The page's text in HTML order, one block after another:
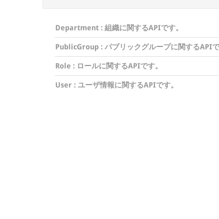
Department : 組織に関するAPIです。
PublicGroup : パブリックグループに関するAPI
Role : ロールに関するAPIです。
User : ユーザ情報に関するAPIです。